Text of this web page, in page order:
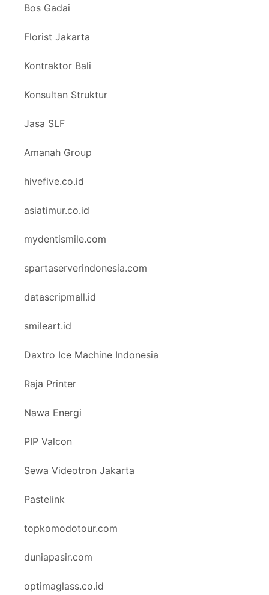
Bos Gadai
Florist Jakarta
Kontraktor Bali
Konsultan Struktur
Jasa SLF
Amanah Group
hivefive.co.id
asiatimur.co.id
mydentismile.com
spartaserverindonesia.com
datascripmall.id
smileart.id
Daxtro Ice Machine Indonesia
Raja Printer
Nawa Energi
PIP Valcon
Sewa Videotron Jakarta
Pastelink
topkomodotour.com
duniapasir.com
optimaglass.co.id